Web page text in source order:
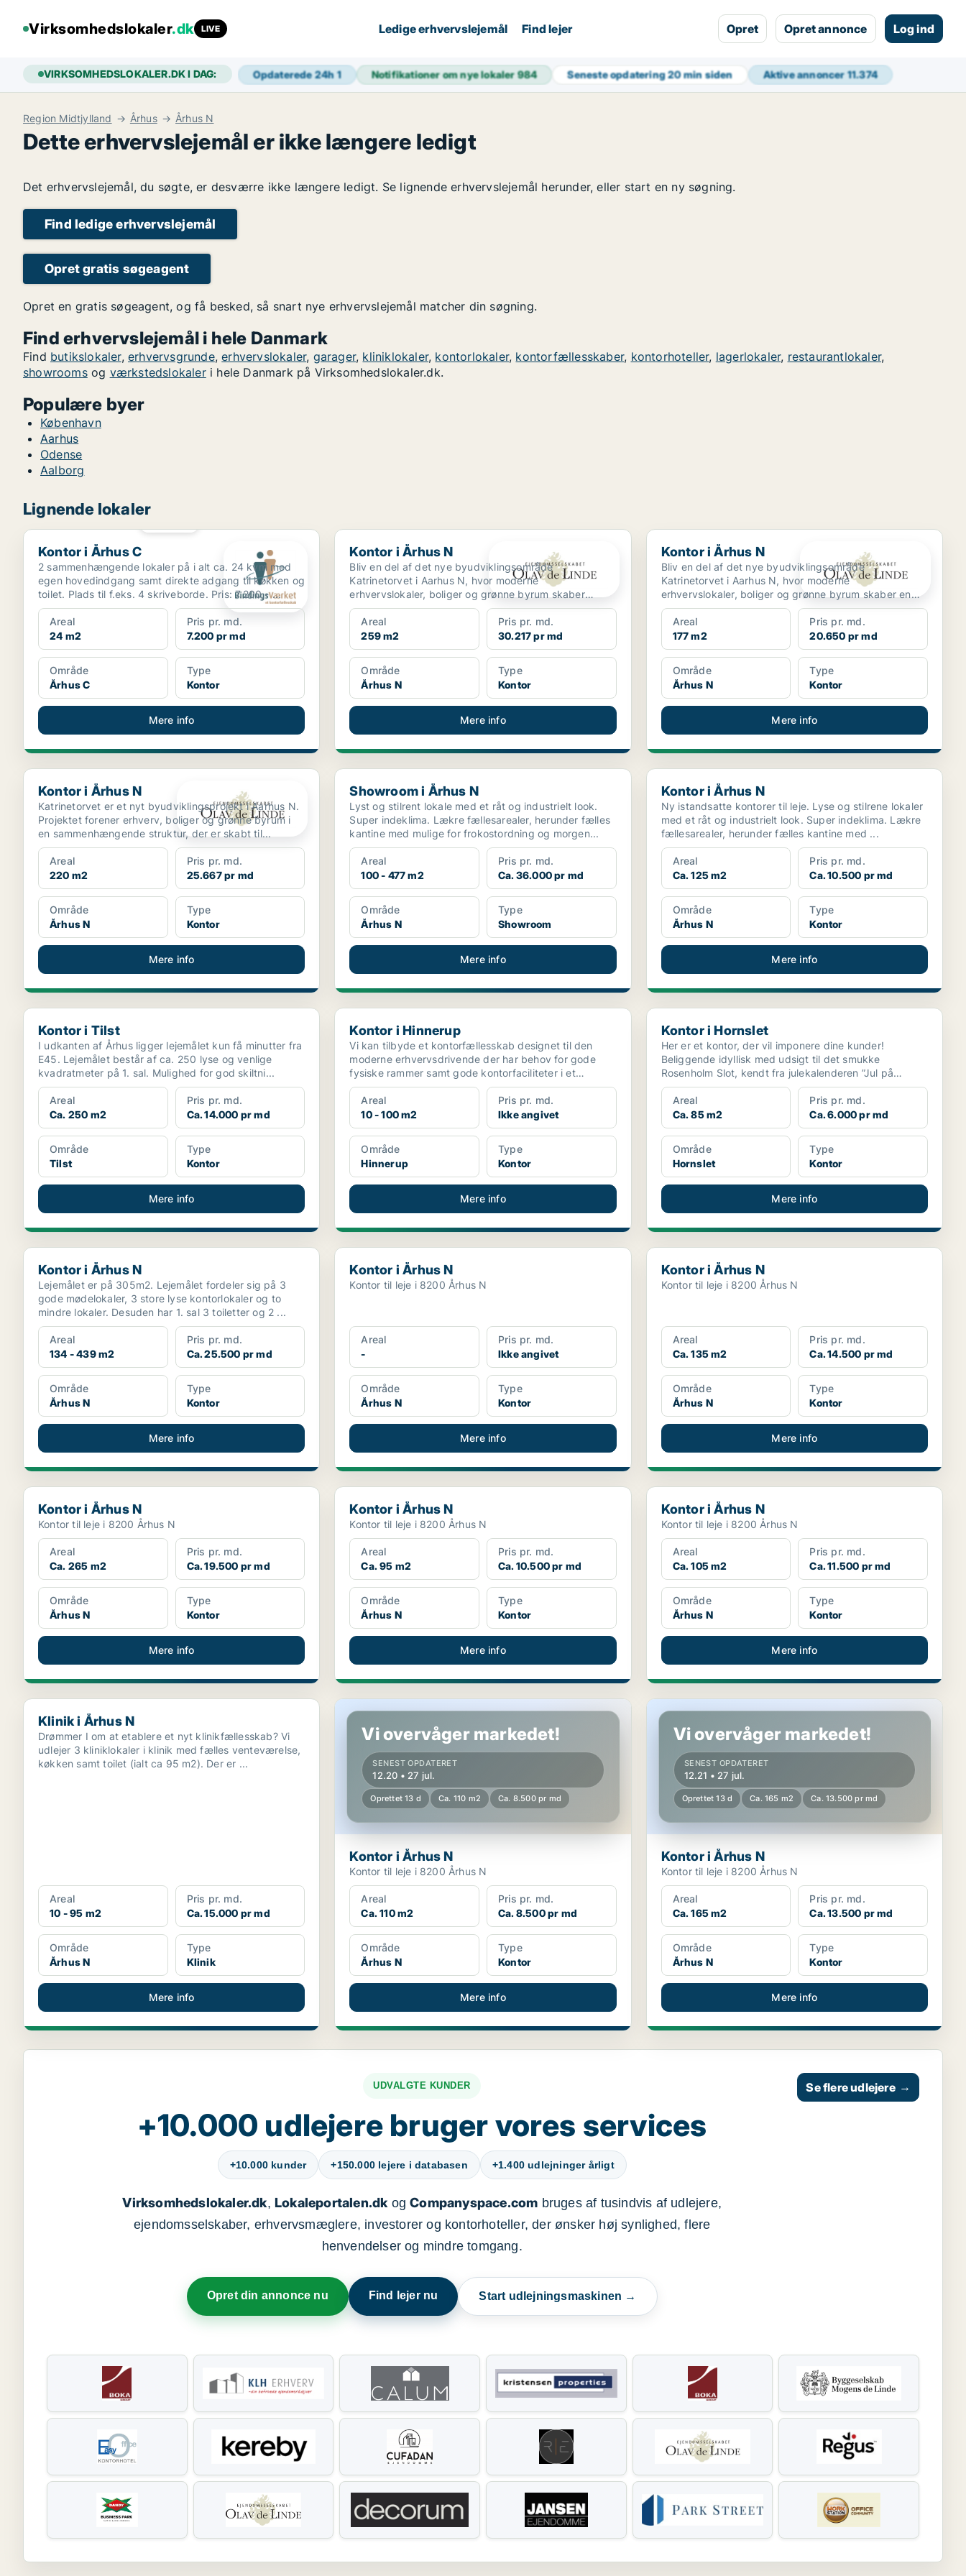
Virksomhedslokaler.dk LIVE Ledige erhvervslejemål Find lejer Opret Opret annonce Log ind
VIRKSOMHEDSLOKALER.DK I DAG: Opdaterede 24h1 Notifikationer om nye lokaler984 Seneste opdatering20 min siden Aktive annoncer11.374
Region Midtjylland Århus Århus N
Dette erhvervslejemål er ikke længere ledigt
Det erhvervslejemål, du søgte, er desværre ikke længere ledigt. Se lignende erhvervslejemål herunder, eller start en ny søgning.
Find ledige erhvervslejemål
Opret gratis søgeagent
Opret en gratis søgeagent, og få besked, så snart nye erhvervslejemål matcher din søgning.
Find erhvervslejemål i hele Danmark
Find butikslokaler,erhvervsgrunde,erhvervslokaler, garager, kliniklokaler, kontorlokaler, kontorfællesskaber, kontorhoteller, lagerlokaler, restaurantlokaler,
showroomsog værkstedslokaleri hele Danmark på Virksomhedslokaler.dk.
Populære byer
København
Aarhus
Odense
Aalborg
Lignende lokaler
Kontor i Århus C
Kontor i Århus C
2 sammenhængende lokaler på i alt ca. 24 kvm med
egen hovedindgang samt direkte adgang til køkken og
toilet. Plads til f.eks. 4 skriveborde. Pris: 7.200,- ...
Areal
24 m2
Pris pr. md.
7.200 pr md
Område
Århus C
Type
Kontor
Mere info
Kontor i Århus N
Kontor i Århus N
Bliv en del af det nye byudviklingsområde
Katrinetorvet i Aarhus N, hvor moderne
erhvervslokaler, boliger og grønne byrum skaber
inspirerende rammer for virk...
Areal
259 m2
Pris pr. md.
30.217 pr md
Område
Århus N
Type
Kontor
Mere info
Kontor i Århus N
Kontor i Århus N
Bliv en del af det nye byudviklingsområde
Katrinetorvet i Aarhus N, hvor moderne
erhvervslokaler, boliger og grønne byrum skaber en
levende og inspirerende r...
Areal
177 m2
Pris pr. md.
20.650 pr md
Område
Århus N
Type
Kontor
Mere info
Kontor i Århus N
Kontor i Århus N
Katrinetorvet er et nyt byudviklingsprojekt i Aarhus N.
Projektet forener erhverv, boliger og grønne byrum i
en sammenhængende struktur, der er skabt til...
Areal
220 m2
Pris pr. md.
25.667 pr md
Område
Århus N
Type
Kontor
Mere info
Showroom i Århus N
Showroom i Århus N
Lyst og stilrent lokale med et råt og industrielt look.
Super indeklima. Lækre fællesarealer, herunder fælles
kantine med mulige for frokostordning og morgen...
Areal
100 - 477 m2
Pris pr. md.
Ca. 36.000 pr md
Område
Århus N
Type
Showroom
Mere info
Kontor i Århus N
Kontor i Århus N
Ny istandsatte kontorer til leje. Lyse og stilrene lokaler
med et råt og industrielt look. Super indeklima. Lækre
fællesarealer, herunder fælles kantine med ...
Areal
Ca. 125 m2
Pris pr. md.
Ca. 10.500 pr md
Område
Århus N
Type
Kontor
Mere info
Kontor i Tilst
Kontor i Tilst
I udkanten af Århus ligger lejemålet kun få minutter fra
E45. Lejemålet består af ca. 250 lyse og venlige
kvadratmeter på 1. sal. Mulighed for god skiltni...
Areal
Ca. 250 m2
Pris pr. md.
Ca. 14.000 pr md
Område
Tilst
Type
Kontor
Mere info
Kontor i Hinnerup
Kontor i Hinnerup
Vi kan tilbyde et kontorfællesskab designet til den
moderne erhvervsdrivende der har behov for gode
fysiske rammer samt gode kontorfaciliteter i et
levende o...
Areal
10 - 100 m2
Pris pr. md.
Ikke angivet
Område
Hinnerup
Type
Kontor
Mere info
Kontor i Hornslet
Kontor i Hornslet
Her er et kontor, der vil imponere dine kunder!
Beliggende idyllisk med udsigt til det smukke
Rosenholm Slot, kendt fra julekalenderen ”Jul på
Slottet”. Lige...
Areal
Ca. 85 m2
Pris pr. md.
Ca. 6.000 pr md
Område
Hornslet
Type
Kontor
Mere info
Kontor i Århus N
Kontor i Århus N
Lejemålet er på 305m2. Lejemålet fordeler sig på 3
gode mødelokaler, 3 store lyse kontorlokaler og to
mindre lokaler. Desuden har 1. sal 3 toiletter og 2 ...
Areal
134 - 439 m2
Pris pr. md.
Ca. 25.500 pr md
Område
Århus N
Type
Kontor
Mere info
Kontor i Århus N
Kontor i Århus N
Kontor til leje i 8200 Århus N
Areal
-
Pris pr. md.
Ikke angivet
Område
Århus N
Type
Kontor
Mere info
Kontor i Århus N
Kontor i Århus N
Kontor til leje i 8200 Århus N
Areal
Ca. 135 m2
Pris pr. md.
Ca. 14.500 pr md
Område
Århus N
Type
Kontor
Mere info
Kontor i Århus N
Kontor i Århus N
Kontor til leje i 8200 Århus N
Areal
Ca. 265 m2
Pris pr. md.
Ca. 19.500 pr md
Område
Århus N
Type
Kontor
Mere info
Kontor i Århus N
Kontor i Århus N
Kontor til leje i 8200 Århus N
Areal
Ca. 95 m2
Pris pr. md.
Ca. 10.500 pr md
Område
Århus N
Type
Kontor
Mere info
Kontor i Århus N
Kontor i Århus N
Kontor til leje i 8200 Århus N
Areal
Ca. 105 m2
Pris pr. md.
Ca. 11.500 pr md
Område
Århus N
Type
Kontor
Mere info
Klinik i Århus N
Klinik i Århus N
Drømmer I om at etablere et nyt klinikfællesskab? Vi
udlejer 3 kliniklokaler i klinik med fælles venteværelse,
køkken samt toilet (ialt ca 95 m2). Der er ...
Areal
10 - 95 m2
Pris pr. md.
Ca. 15.000 pr md
Område
Århus N
Type
Klinik
Mere info
Kontor i Århus N
Vi overvåger markedet!
SENEST OPDATERET
12.20 • 27 jul.
Oprettet 13 d Ca. 110 m2 Ca. 8.500 pr md
Kontor i Århus N
Kontor til leje i 8200 Århus N
Areal
Ca. 110 m2
Pris pr. md.
Ca. 8.500 pr md
Område
Århus N
Type
Kontor
Mere info
Kontor i Århus N
Vi overvåger markedet!
SENEST OPDATERET
12.21 • 27 jul.
Oprettet 13 d Ca. 165 m2 Ca. 13.500 pr md
Kontor i Århus N
Kontor til leje i 8200 Århus N
Areal
Ca. 165 m2
Pris pr. md.
Ca. 13.500 pr md
Område
Århus N
Type
Kontor
Mere info
UDVALGTE KUNDER
+10.000 udlejere bruger vores services
+10.000 kunder +150.000 lejere i databasen +1.400 udlejninger årligt
Virksomhedslokaler.dk, Lokaleportalen.dkogCompanyspace.com bruges af tusindvis af udlejere,
ejendomsselskaber, erhvervsmæglere, investorer og kontorhoteller, der ønsker høj synlighed, flere
henvendelser og mindre tomgang.
Opret din annonce nu Find lejer nu Start udlejningsmaskinen →
Se flere udlejere →